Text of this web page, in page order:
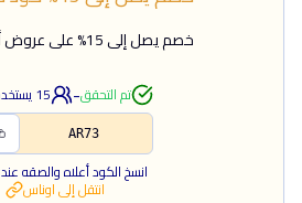
خصم يصل إلى 15% على عروض أوناس
تم التحقق-
15
AR73
انسخ الكود أعلاه والصقه
انتقل إلىاوناس